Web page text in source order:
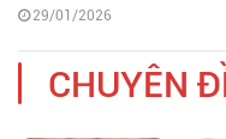
29/01/2026
CHUYÊN